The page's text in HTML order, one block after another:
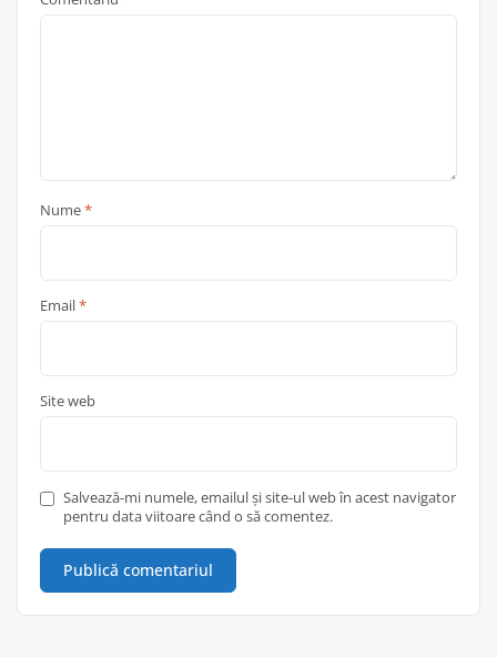
Nume*
Email*
Site web
Salvează-mi numele, emailul și site-ul web în acest navigator
pentru data viitoare când o să comentez.